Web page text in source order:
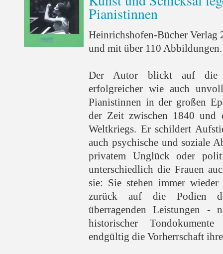
Pianistinnen
Heinrichshofen-Bücher Verlag
und mit über 110 Abbildungen.
Der Autor blickt auf die
erfolgreicher wie auch
Pianistinnen in der großen
der Zeit zwischen 1840 und
Weltkriegs. Er schildert
auch psychische und soziale
privatem Unglück oder
unterschiedlich die Frauen
sie: Sie stehen immer
zurück auf die Podien
überragenden Leistungen -
historischer
endgültig die Vorherrschaft